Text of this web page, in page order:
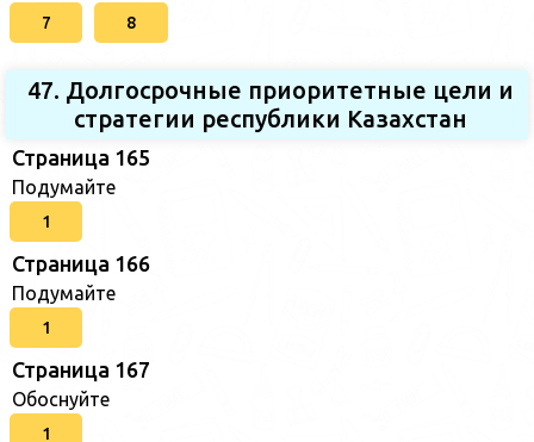
7 8
47. Долгосрочные приоритетные цели и
стратегии республики Казахстан
Страница 165
Подумайте
1
Страница 166
Подумайте
1
Страница 167
Обоснуйте
1